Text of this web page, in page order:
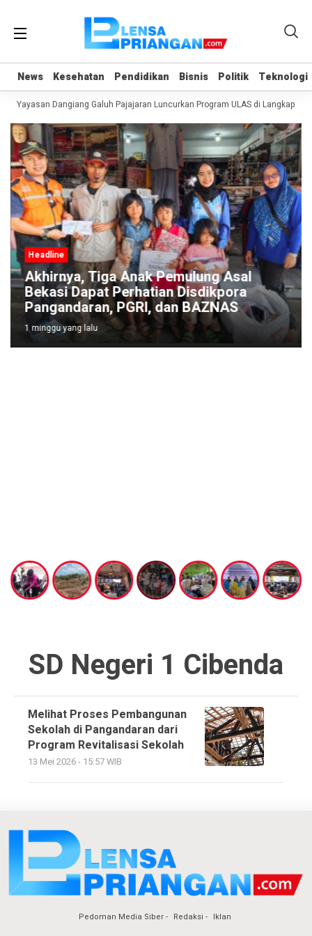
News Kesehatan Pendidikan Bisnis Politik Teknologi
News Kesehatan Pendidikan Bisnis Politik Teknologi
Yayasan Dangiang Galuh Pajajaran Luncurkan Program ULAS di
Headline
Akhirnya, Tiga Anak Pemulung Asal
Bekasi Dapat Perhatian Disdikpora
Pangandaran, PGRI, dan BAZNAS
1 minggu yang lalu
SD Negeri 1 Cibenda
Melihat Proses Pembangunan
Sekolah di Pangandaran dari
Program Revitalisasi Sekolah
13 Mei 2026 - 15:57 WIB
Pedoman Media Siber Redaksi Iklan